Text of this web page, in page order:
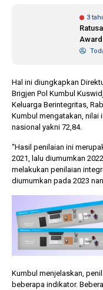
3
Hal ini diungkapkan
Brigjen Pol Kumbul
Keluarga Berintegritas,
Kumbul mengatakan, nilai
nasional yakni 72,84.
“Hasil penilaian ini
2021, lalu diumumkan
melakukan penilaian
diumumkan pada 2023
Kumbul menjelaskan,
beberapa indikator.